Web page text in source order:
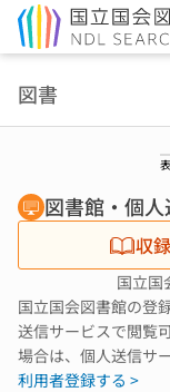
図書
図書館・個
収
国立国
国立国会図書館の登
送信サービスで閲覧
場合は、個人送信サ
利用者登録する >